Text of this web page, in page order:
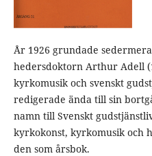
År 1926 grundade
hedersdoktorn Arthur Adell
kyrkomusik och svenskt
redigerade ända till sin
namn till Svenskt
kyrkokonst, kyrkomusik och
den som årsbok.